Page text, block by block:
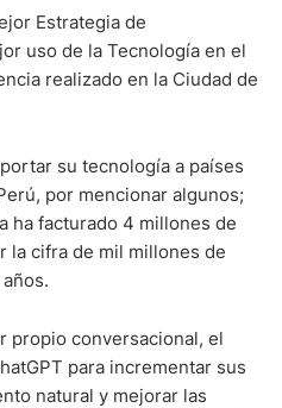
Estrategia de
uso de la Tecnología en el
realizado en la Ciudad de
su tecnología a países
por mencionar algunos;
ha facturado 4 millones de
la cifra de mil millones de
propio conversacional, el
para incrementar sus
natural y mejorar las